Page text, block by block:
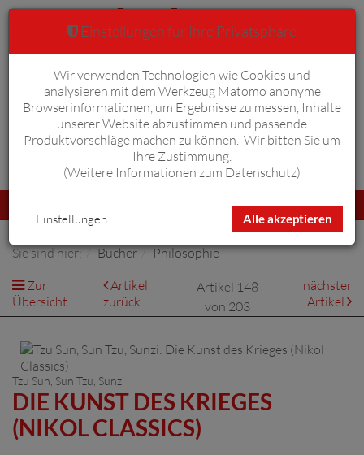
Anmelden Warenkorb 0
umschalten
Sie sind hier: Bücher
Philosophie
Zur
Übersicht
Artikel
zurück
Artikel 148
von 203
nächster
Artikel
Tzu Sun , Sun Tzu, Sunzi
DIE KUNST DES KRIEGES
(NIKOL CLASSICS)
Einstellungen für Ihre Privatsphäre
Wir verwenden Technologien wie Cookies und
analysieren mit dem Werkzeug Matomo anonyme
Browserinformationen, um Ergebnisse zu messen, Inhalte
unserer Website abzustimmen und passende
Produktvorschläge machen zu können. Wir bitten Sie um
Ihre Zustimmung.
(Weitere Informationen zum Datenschutz)
Alle akzeptieren
Einstellungen